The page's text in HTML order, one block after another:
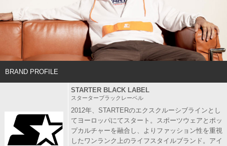
BRAND PROFILE
STARTER BLACK LABEL
スターターブラックレーベル
2012年、STARTERのエクスクルーシブラインとし
てヨーロッパにてスタート。スポーツウェアとポッ
プカルチャーを融合し、よりファッション性を重視
したワンランク上のライフスタイルブランド。アイ